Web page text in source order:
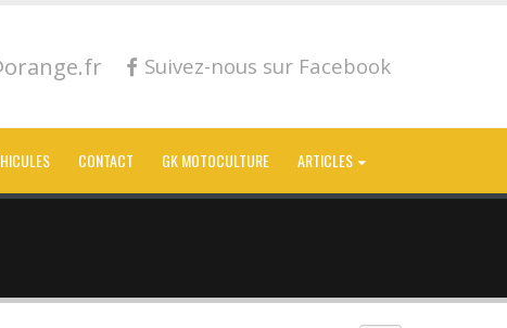
Suivez-nous sur Facebook
CONTACT GK MOTOCULTURE ARTICLES